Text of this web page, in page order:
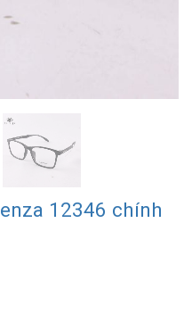
12346 chính